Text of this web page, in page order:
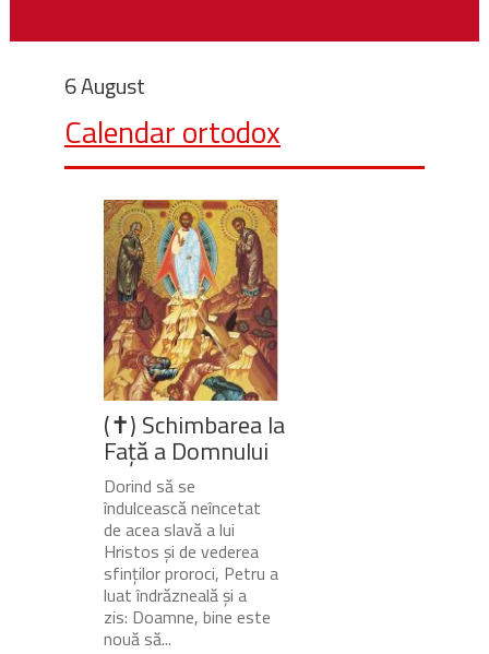
6 August
Calendar ortodox
(✝) Schimbarea la
Față a Domnului
Dorind să se
îndulcească neîncetat
de acea slavă a lui
Hristos și de vederea
sfinților proroci, Petru a
luat îndrăzneală și a
zis: Doamne, bine este
nouă să...